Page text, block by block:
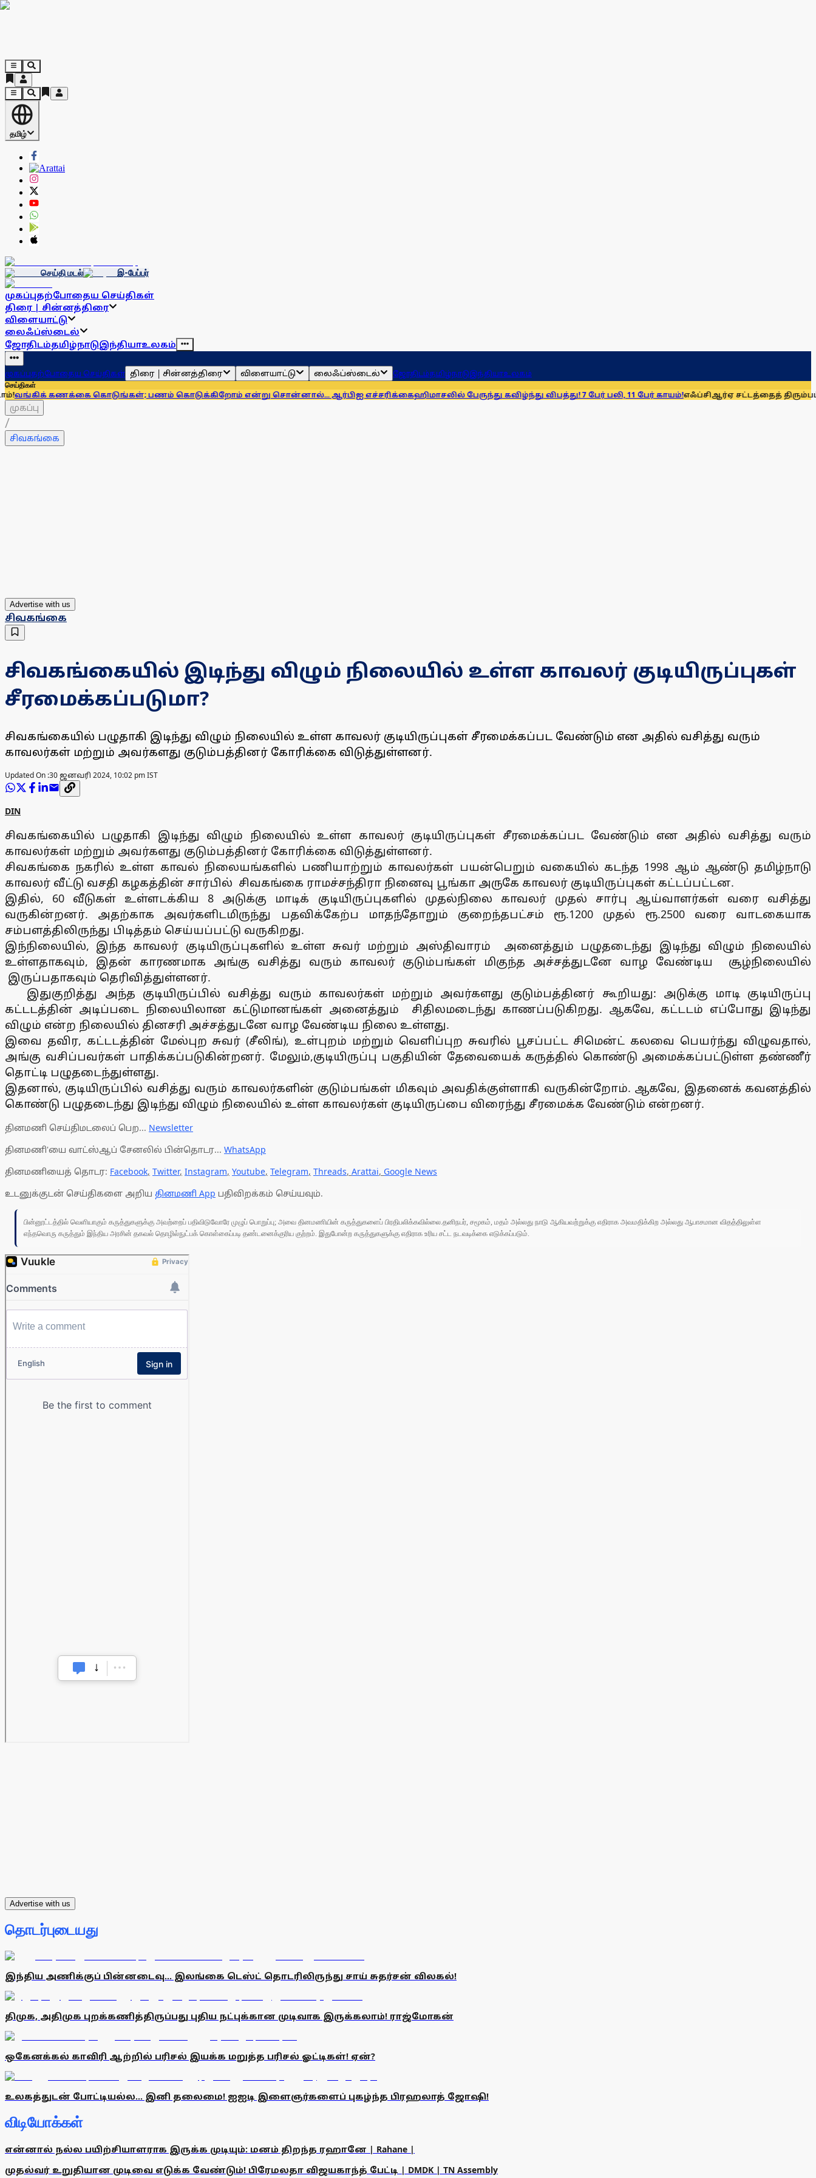
தமிழ்
செய்தி மடல் இ-பேப்பர்
முகப்புதற்போதைய செய்திகள்
திரை | சின்னத்திரை
விளையாட்டு
லைஃப்ஸ்டைல்
ஜோதிடம்தமிழ்நாடுஇந்தியாஉலகம்
முகப்புதற்போதைய செய்திகள் திரை | சின்னத்திரை விளையாட்டு லைஃப்ஸ்டைல் ஜோதிடம்தமிழ்நாடுஇந்தியாஉலகம்
செய்திகள்
கணக்கை கொடுங்கள்; பணம் கொடுக்கிறோம் என்று சொன்னால்... ஆர்பிஐ எச்சரிக்கைஹிமாசலில் பேருந்து கவிழ்ந்து விபத்து! 7 பேர் பலி, 11 பேர் காயம்! எஃப்சிஆர்ஏ சட்டத்தைத் திரும்பப் பெறுக:
முகப்பு
/
சிவகங்கை
Advertise with us
சிவகங்கை
சிவகங்கையில் இடிந்து விழும் நிலையில் உள்ள காவலர் குடியிருப்புகள்
சீரமைக்கப்படுமா?
சிவகங்கையில் பழுதாகி இடிந்து விழும் நிலையில் உள்ள காவலர் குடியிருப்புகள் சீரமைக்கப்பட வேண்டும் என அதில் வசித்து வரும்
காவலர்கள் மற்றும் அவர்களது குடும்பத்தினர் கோரிக்கை விடுத்துள்ளனர்.
Updated On :30 ஜனவரி 2024, 10:02 pm IST
DIN
சிவகங்கையில் பழுதாகி இடிந்து விழும் நிலையில் உள்ள காவலர் குடியிருப்புகள் சீரமைக்கப்பட வேண்டும் என அதில் வசித்து வரும்
காவலர்கள் மற்றும் அவர்களது குடும்பத்தினர் கோரிக்கை விடுத்துள்ளனர்.
சிவகங்கை நகரில் உள்ள காவல் நிலையங்களில் பணியாற்றும் காவலர்கள் பயன்பெறும் வகையில் கடந்த 1998 ஆம் ஆண்டு தமிழ்நாடு
காவலர் வீட்டு வசதி கழகத்தின் சார்பில் சிவகங்கை ராமச்சந்திரா நினைவு பூங்கா அருகே காவலர் குடியிருப்புகள் கட்டப்பட்டன.
இதில், 60 வீடுகள் உள்ளடக்கிய 8 அடுக்கு மாடிக் குடியிருப்புகளில் முதல்நிலை காவலர் முதல் சார்பு ஆய்வாளர்கள் வரை வசித்து
வருகின்றனர். அதற்காக அவர்களிடமிருந்து பதவிக்கேற்ப மாதந்தோறும் குறைந்தபட்சம் ரூ.1200 முதல் ரூ.2500 வரை வாடகையாக
சம்பளத்திலிருந்து பிடித்தம் செய்யப்பட்டு வருகிறது.
இந்நிலையில், இந்த காவலர் குடியிருப்புகளில் உள்ள சுவர் மற்றும் அஸ்திவாரம் அனைத்தும் பழுதடைந்து இடிந்து விழும் நிலையில்
உள்ளதாகவும், இதன் காரணமாக அங்கு வசித்து வரும் காவலர் குடும்பங்கள் மிகுந்த அச்சத்துடனே வாழ வேண்டிய சூழ்நிலையில்
இருப்பதாகவும் தெரிவித்துள்ளனர்.
இதுகுறித்து அந்த குடியிருப்பில் வசித்து வரும் காவலர்கள் மற்றும் அவர்களது குடும்பத்தினர் கூறியது: அடுக்கு மாடி குடியிருப்பு
கட்டடத்தின் அடிப்படை நிலையிலான கட்டுமானங்கள் அனைத்தும் சிதிலமடைந்து காணப்படுகிறது. ஆகவே, கட்டடம் எப்போது இடிந்து
விழும் என்ற நிலையில் தினசரி அச்சத்துடனே வாழ வேண்டிய நிலை உள்ளது.
இவை தவிர, கட்டடத்தின் மேல்புற சுவர் (சீலிங்), உள்புறம் மற்றும் வெளிப்புற சுவரில் பூசப்பட்ட சிமென்ட் கலவை பெயர்ந்து விழுவதால்,
அங்கு வசிப்பவர்கள் பாதிக்கப்படுகின்றனர். மேலும்,குடியிருப்பு பகுதியின் தேவையைக் கருத்தில் கொண்டு அமைக்கப்பட்டுள்ள தண்ணீர்
தொட்டி பழுதடைந்துள்ளது.
இதனால், குடியிருப்பில் வசித்து வரும் காவலர்களின் குடும்பங்கள் மிகவும் அவதிக்குள்ளாகி வருகின்றோம். ஆகவே, இதனைக் கவனத்தில்
கொண்டு பழுதடைந்து இடிந்து விழும் நிலையில் உள்ள காவலர்கள் குடியிருப்பை விரைந்து சீரமைக்க வேண்டும் என்றனர்.
தினமணி செய்திமடலைப் பெற... Newsletter
தினமணி'யை வாட்ஸ்ஆப் சேனலில் பின்தொடர... WhatsApp
தினமணியைத் தொடர: Facebook, Twitter, Instagram, Youtube, Telegram, Threads, Arattai, Google News
உடனுக்குடன் செய்திகளை அறிய தினமணி App பதிவிறக்கம் செய்யவும்.
பின்னூட்டத்தில் வெளியாகும் கருத்துகளுக்கு அவற்றைப் பதிவிடுவோரே முழுப் பொறுப்பு; அவை தினமணியின் கருத்துகளைப் பிரதிபலிக்கவில்லை.தனிநபர், சமூகம், மதம் அல்லது நாடு ஆகியவற்றுக்கு எதிராக அவமதிக்கிற அல்லது ஆபாசமான விதத்திலுள்ள
எந்தவொரு கருத்தும் இந்திய அரசின் தகவல் தொழில்நுட்பக் கொள்கைப்படி தண்டனைக்குரிய குற்றம். இதுபோன்ற கருத்துகளுக்கு எதிராக உரிய சட்ட நடவடிக்கை எடுக்கப்படும்.
Advertise with us
தொடர்புடையது
இந்திய அணிக்குப் பின்னடைவு... இலங்கை டெஸ்ட் தொடரிலிருந்து சாய் சுதர்சன் விலகல்!
திமுக, அதிமுக புறக்கணித்திருப்பது புதிய நட்புக்கான முடிவாக இருக்கலாம்! ராஜ்மோகன்
ஒகேனக்கல் காவிரி ஆற்றில் பரிசல் இயக்க மறுத்த பரிசல் ஓட்டிகள்! ஏன்?
உலகத்துடன் போட்டியல்ல... இனி தலைமை! ஐஐடி இளைஞர்களைப் புகழ்ந்த பிரஹலாத் ஜோஷி!
விடியோக்கள்
என்னால் நல்ல பயிற்சியாளராக இருக்க முடியும்: மனம் திறந்த ரஹானே | Rahane |
முதல்வர் உறுதியான முடிவை எடுக்க வேண்டும்! பிரேமலதா விஜயகாந்த் பேட்டி | DMDK | TN Assembly